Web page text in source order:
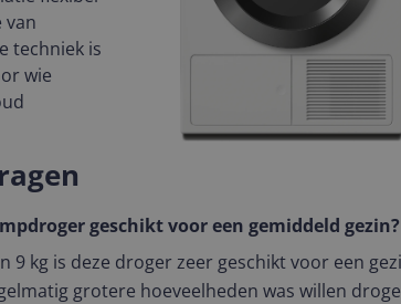
van
techniek is
wie
geschikt voor een gemiddeld gezin?
9 kg is deze droger zeer geschikt voor een
grotere hoeveelheden was willen